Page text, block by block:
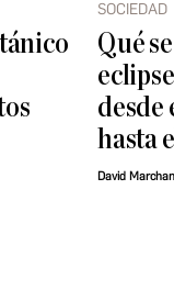
SOCIEDAD
Qué
desde
hasta
David